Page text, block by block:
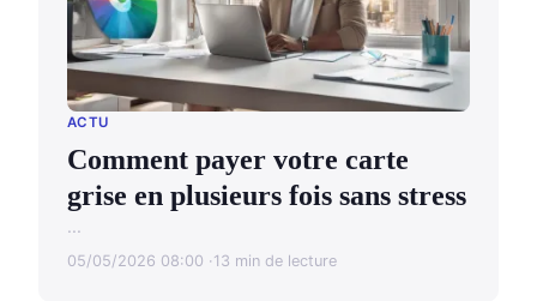
ACTU
Comment payer votre carte
grise en plusieurs fois sans stress
...
05/05/2026 08:00 13 min de lecture